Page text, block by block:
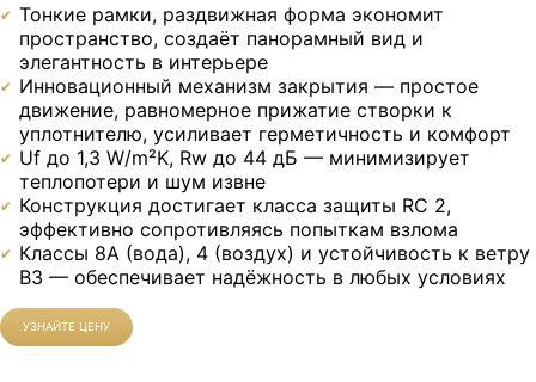
Тонкие рамки, раздвижная форма экономит
пространство, создаёт панорамный вид и
элегантность в интерьере
Инновационный механизм закрытия — простое
движение, равномерное прижатие створки к
уплотнителю, усиливает герметичность и комфорт
Uf до 1,3 W/m²K, Rw до 44 дБ — минимизирует
теплопотери и шум извне
Конструкция достигает класса защиты RC 2,
эффективно сопротивляясь попыткам взлома
Классы 8A (вода), 4 (воздух) и устойчивость к ветру
B3 — обеспечивает надёжность в любых условиях
УЗНАЙТЕ ЦЕНУ